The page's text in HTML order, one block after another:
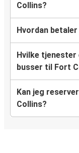
Collins?
Hvordan
Hvilke
busser til Fort
Kan jeg
Collins?